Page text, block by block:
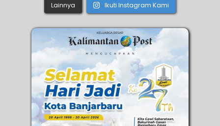
Lainnya Ikuti Instagram Kami